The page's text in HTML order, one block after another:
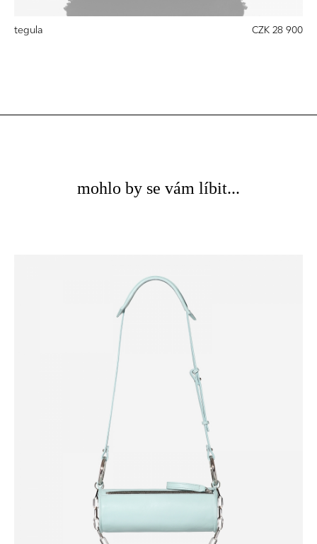
tegula CZK 28 900
mohlo by se vám líbit...